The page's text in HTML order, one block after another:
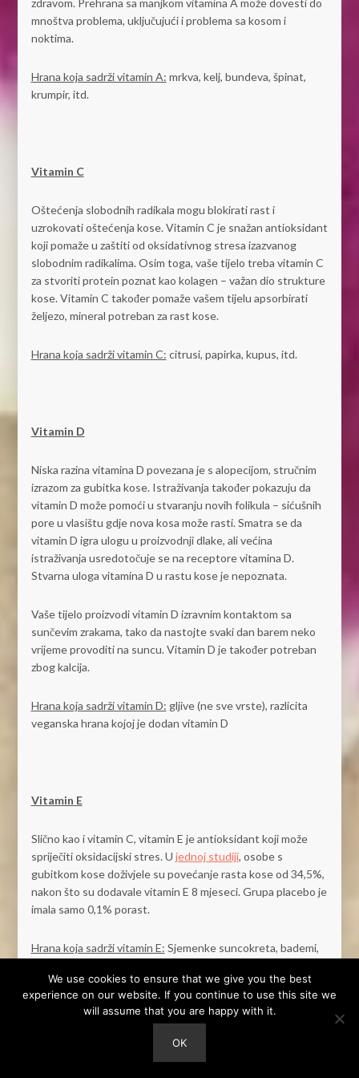
zdravom. Prehrana sa manjkom vitamina A može dovesti do
mnoštva problema, uključujući i problema sa kosom i
noktima.
Hrana koja sadrži vitamin A: mrkva, kelj, bundeva, špinat,
krumpir, itd.
Vitamin C
Oštećenja slobodnih radikala mogu blokirati rast i
uzrokovati oštećenja kose. Vitamin C je snažan antioksidant
koji pomaže u zaštiti od oksidativnog stresa izazvanog
slobodnim radikalima. Osim toga, vaše tijelo treba vitamin C
za stvoriti protein poznat kao kolagen – važan dio strukture
kose. Vitamin C također pomaže vašem tijelu apsorbirati
željezo, mineral potreban za rast kose.
Hrana koja sadrži vitamin C: citrusi, papirka, kupus, itd.
Vitamin D
Niska razina vitamina D povezana je s alopecijom, stručnim
izrazom za gubitka kose. Istraživanja također pokazuju da
vitamin D može pomoći u stvaranju novih folikula – sićušnih
pore u vlasištu gdje nova kosa može rasti. Smatra se da
vitamin D igra ulogu u proizvodnji dlake, ali većina
istraživanja usredotočuje se na receptore vitamina D.
Stvarna uloga vitamina D u rastu kose je nepoznata.
Vaše tijelo proizvodi vitamin D izravnim kontaktom sa
sunčevim zrakama, tako da nastojte svaki dan barem neko
vrijeme provoditi na suncu. Vitamin D je također potreban
zbog kalcija.
Hrana koja sadrži vitamin D: gljive (ne sve vrste), razlicita
veganska hrana kojoj je dodan vitamin D
Vitamin E
Slično kao i vitamin C, vitamin E je antioksidant koji može
spriječiti oksidacijski stres. U jednoj studiji, osobe s
gubitkom kose doživjele su povećanje rasta kose od 34,5%,
nakon što su dodavale vitamin E 8 mjeseci. Grupa placebo je
imala samo 0,1% porast.
Hrana koja sadrži vitamin E: Sjemenke suncokreta, bademi,
We use cookies to ensure that we give you the best
experience on our website. If you continue to use this site we
will assume that you are happy with it.
OK